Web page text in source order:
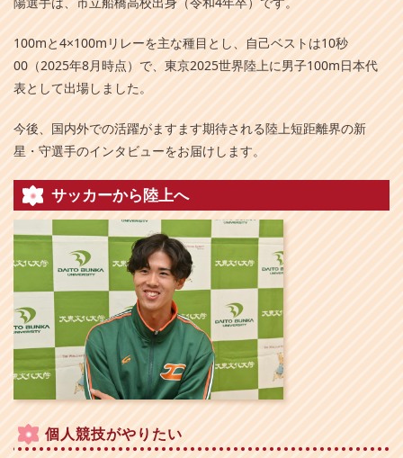
100mと4×100mリレーを主な種目とし、自己ベストは10秒
00（2025年8月時点）で、東京2025世界陸上に男子100m日本代
表として出場しました。
今後、国内外での活躍がますます期待される陸上短距離界の新
星・守選手のインタビューをお届けします。
サッカーから陸上へ
個人競技がやりたい